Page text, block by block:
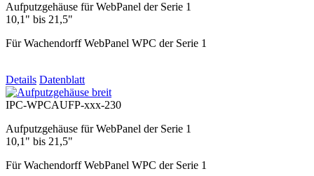
Aufputzgehäuse für WebPanel der Serie 1
10,1" bis 21,5"
Für Wachendorff WebPanel WPC der Serie 1
Details Datenblatt
IPC-WPCAUFP-xxx-230
Aufputzgehäuse für WebPanel der Serie 1
10,1" bis 21,5"
Für Wachendorff WebPanel WPC der Serie 1